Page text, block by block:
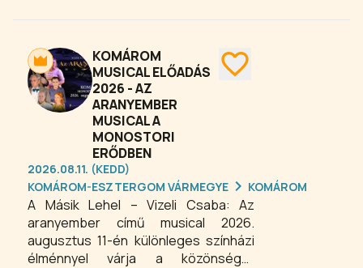
közönséget, míg ősszel és télen az
biztosít kényelmes helyszínt a
színházkedvelők számára
Komáromban. A változatos
programkínálatnak köszönhetően a
Monostori Erőd 2026-ban is a
dunántúli kulturális és színházi élet
egyik kiemelt helyszíne lesz.
KOMÁROM
MUSICAL ELŐADÁS
2026 - AZ
ARANYEMBER
MUSICAL A
MONOSTORI
ERŐDBEN
2026.08.11. (KEDD)
KOMÁROM-ESZTERGOM VÁRMEGYE
KOMÁROM
A Másik Lehel – Vizeli Csaba: Az
aranyember című musical 2026.
augusztus 11-én különleges színházi
élménnyel várja a közönséget